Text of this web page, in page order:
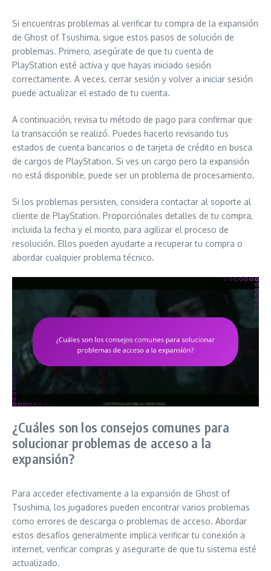
Si encuentras problemas al verificar tu compra de la expansión
de Ghost of Tsushima, sigue estos pasos de solución de
problemas. Primero, asegúrate de que tu cuenta de
PlayStation esté activa y que hayas iniciado sesión
correctamente. A veces, cerrar sesión y volver a iniciar sesión
puede actualizar el estado de tu cuenta.
A continuación, revisa tu método de pago para confirmar que
la transacción se realizó. Puedes hacerlo revisando tus
estados de cuenta bancarios o de tarjeta de crédito en busca
de cargos de PlayStation. Si ves un cargo pero la expansión
no está disponible, puede ser un problema de procesamiento.
Si los problemas persisten, considera contactar al soporte al
cliente de PlayStation. Proporciónales detalles de tu compra,
incluida la fecha y el monto, para agilizar el proceso de
resolución. Ellos pueden ayudarte a recuperar tu compra o
abordar cualquier problema técnico.
¿Cuáles son los consejos comunes para
solucionar problemas de acceso a la
expansión?
Para acceder efectivamente a la expansión de Ghost of
Tsushima, los jugadores pueden encontrar varios problemas
como errores de descarga o problemas de acceso. Abordar
estos desafíos generalmente implica verificar tu conexión a
internet, verificar compras y asegurarte de que tu sistema esté
actualizado.